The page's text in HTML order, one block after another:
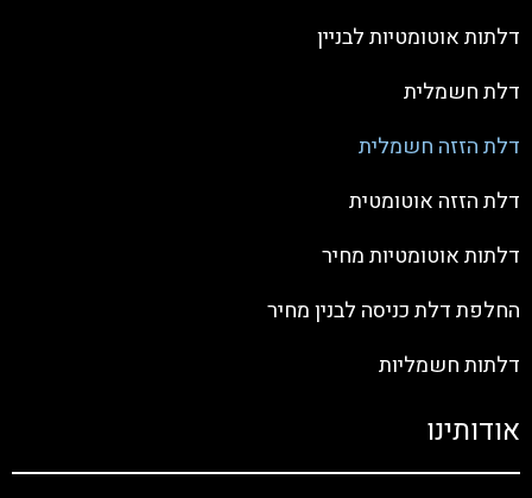
דלתות אוטומטיות לבניין
דלת חשמלית
דלת הזזה חשמלית
דלת הזזה אוטומטית
דלתות אוטומטיות מחיר
החלפת דלת כניסה לבנין מחיר
דלתות חשמליות
אודותינו